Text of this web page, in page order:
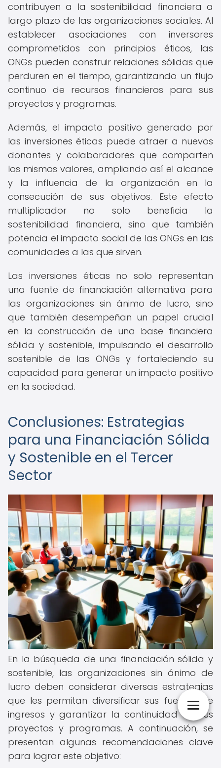
contribuyen a la sostenibilidad financiera a
largo plazo de las organizaciones sociales. Al
establecer asociaciones con inversores
comprometidos con principios éticos, las
ONGs pueden construir relaciones sólidas que
perduren en el tiempo, garantizando un flujo
continuo de recursos financieros para sus
proyectos y programas.
Además, el impacto positivo generado por
las inversiones éticas puede atraer a nuevos
donantes y colaboradores que comparten
los mismos valores, ampliando así el alcance
y la influencia de la organización en la
consecución de sus objetivos. Este efecto
multiplicador no solo beneficia la
sostenibilidad financiera, sino que también
potencia el impacto social de las ONGs en las
comunidades a las que sirven.
Las inversiones éticas no solo representan
una fuente de financiación alternativa para
las organizaciones sin ánimo de lucro, sino
que también desempeñan un papel crucial
en la construcción de una base financiera
sólida y sostenible, impulsando el desarrollo
sostenible de las ONGs y fortaleciendo su
capacidad para generar un impacto positivo
en la sociedad.
Conclusiones: Estrategias
para una Financiación Sólida
y Sostenible en el Tercer
Sector
En la búsqueda de una financiación sólida y
sostenible, las organizaciones sin ánimo de
lucro deben considerar diversas estrategias
que les permitan diversificar sus fuentes de
ingresos y garantizar la continuidad de sus
proyectos y programas. A continuación, se
presentan algunas recomendaciones clave
para lograr este objetivo: